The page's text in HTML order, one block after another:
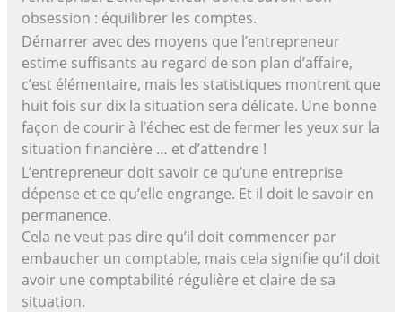
obsession : équilibrer les comptes.
Démarrer avec des moyens que l’entrepreneur
estime suffisants au regard de son plan d’affaire,
c’est élémentaire, mais les statistiques montrent que
huit fois sur dix la situation sera délicate. Une bonne
façon de courir à l’échec est de fermer les yeux sur la
situation financière … et d’attendre !
L’entrepreneur doit savoir ce qu’une entreprise
dépense et ce qu’elle engrange. Et il doit le savoir en
permanence.
Cela ne veut pas dire qu’il doit commencer par
embaucher un comptable, mais cela signifie qu’il doit
avoir une comptabilité régulière et claire de sa
situation.